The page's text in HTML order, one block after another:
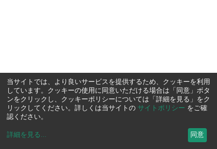
当サイトでは、より良いサービスを提供するため、クッキーを利用
しています。クッキーの使用に同意いただける場合は「同意」ボタ
ンをクリックし、クッキーポリシーについては「詳細を見る」をク
リックしてください。詳しくは当サイトの サイトポリシー をご確
認ください。
詳細を見る ... 同意